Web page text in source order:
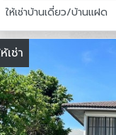
ให้เช่าบ้านเดี่ยว/บ้านแฝด
เช่า